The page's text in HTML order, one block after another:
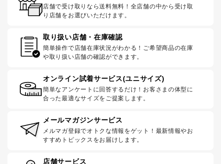
店舗で受け取りなら送料無料！全店舗の中から受け取
り店舗をお選びいただけます。
取り扱い店舗・在庫確認
簡単操作で店舗在庫状況がわかる！ご希望商品の在庫
や取り扱い店舗の確認ができます。
オンライン試着サービス(ユニサイズ)
簡単なアンケートに回答するだけ！お客さまの体型に
合った最適なサイズをご提案します。
メールマガジンサービス
メルマガ登録でオトクな情報をゲット！最新情報やお
すすめトピックスをお届けします。
店舗サービス